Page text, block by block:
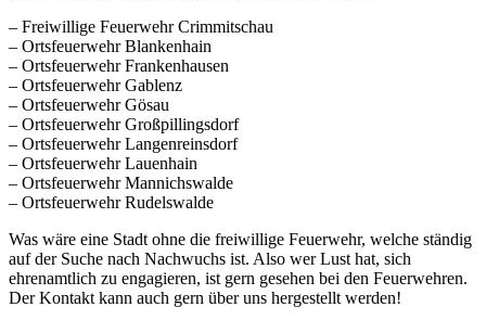
– Freiwillige Feuerwehr Crimmitschau
– Ortsfeuerwehr Blankenhain
– Ortsfeuerwehr Frankenhausen
– Ortsfeuerwehr Gablenz
– Ortsfeuerwehr Gösau
– Ortsfeuerwehr Großpillingsdorf
– Ortsfeuerwehr Langenreinsdorf
– Ortsfeuerwehr Lauenhain
– Ortsfeuerwehr Mannichswalde
– Ortsfeuerwehr Rudelswalde
Was wäre eine Stadt ohne die freiwillige Feuerwehr, welche ständig
auf der Suche nach Nachwuchs ist. Also wer Lust hat, sich
ehrenamtlich zu engagieren, ist gern gesehen bei den Feuerwehren.
Der Kontakt kann auch gern über uns hergestellt werden!